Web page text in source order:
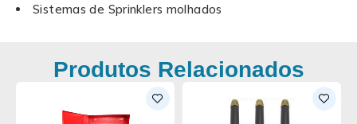
Sistemas de Sprinklers molhados
Produtos Relacionados